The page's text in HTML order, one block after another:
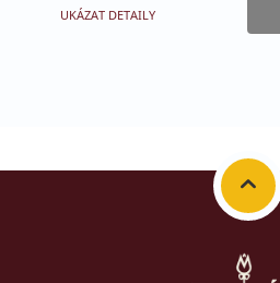
UKÁZAT DETAILY